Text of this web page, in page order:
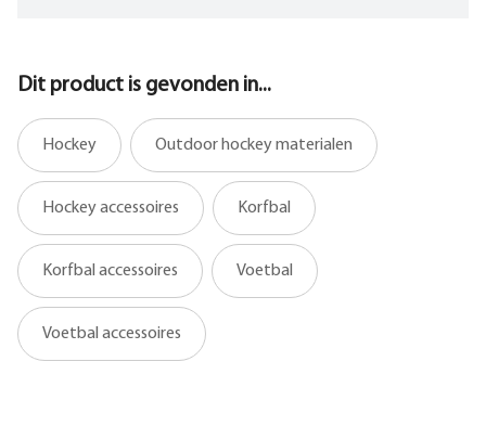
Dit product is gevonden in...
Hockey Outdoor hockey materialen
Hockey accessoires Korfbal
Korfbal accessoires Voetbal
Voetbal accessoires